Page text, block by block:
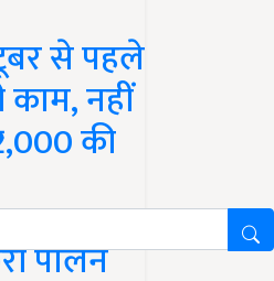
से पहले
नहीं
की
पालन